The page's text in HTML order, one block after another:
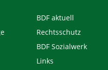
BDF aktuell
Rechtsschutz
BDF Sozialwerk
Links